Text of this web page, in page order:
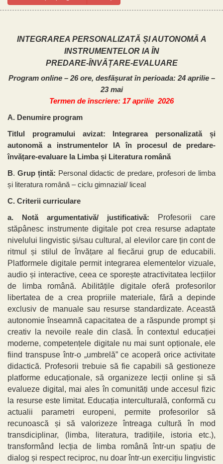
INTEGRAREA PERSONALIZATĂ ȘI AUTONOMĂ A
INSTRUMENTELOR IA ÎN
PREDARE-ÎNVĂȚARE-EVALUARE
Program online – 26 ore, desfășurat în perioada: 24 aprilie –
23 mai
Termen de înscriere: 17 aprilie 2026
A. Denumire program
Titlul programului avizat: Integrarea personalizată și
autonomă a instrumentelor IA în procesul de predare-
învățare-evaluare la Limba și Literatura română
B. Grup țintă: Personal didactic de predare, profesori de limba
și literatura română – ciclu gimnazial/ liceal
C. Criterii curriculare
a. Notă argumentativă/ justificativă:
Profesorii care
stăpânesc instrumente digitale pot crea resurse adaptate
nivelului lingvistic și/sau cultural, al elevilor care țin cont de
ritmul și stilul de învățare al fiecărui grup de educabili.
Platformele digitale permit integrarea elementelor vizuale,
audio și interactive, ceea ce sporește atractivitatea lecțiilor
de limba română. Abilitățile digitale oferă profesorilor
libertatea de a crea propriile materiale, fără a depinde
exclusiv de manuale sau resurse standardizate. Această
autonomie înseamnă capacitatea de a răspunde prompt și
creativ la nevoile reale din clasă. În contextul educației
moderne, competențele digitale nu mai sunt opționale, ele
fiind transpuse într-o „umbrelă” ce acoperă orice activitate
didactică. Profesorii trebuie să fie capabili să gestioneze
platforme educaționale, să organizeze lecții online și să
evalueze digital, mai ales în comunități unde accesul fizic
la resurse este limitat. Educația interculturală, conformă cu
actualii parametri europeni, permite profesorilor să
recunoască și să valorizeze întreaga cultură în mod
transdiciplinar, (limba, literatura, tradițiile, istoria etc.),
transformând lecția de limba română într-un spațiu de
dialog și respect reciproc, nu doar într-un exercițiu lingvistic